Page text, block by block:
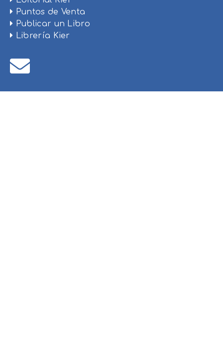
Puntos de Venta
Publicar un Libro
Librería Kier